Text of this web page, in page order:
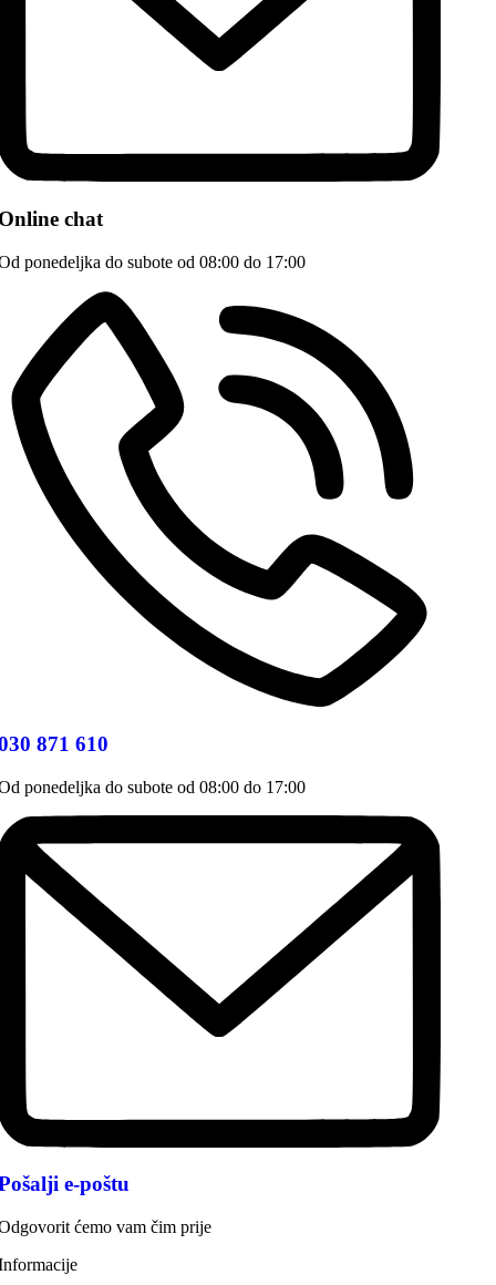
chat
ponedeljka do subote od 08:00 do 17:00
871 610
ponedeljka do subote od 08:00 do 17:00
e-poštu
ćemo vam čim prije